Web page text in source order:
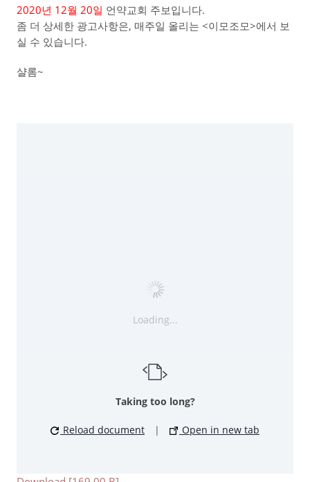
2020년 12월 20일 언약교회 주보입니다.
좀 더 상세한 광고사항은, 매주일 올리는 <이모조모>에서 보
실 수 있습니다.
샬롬~
Loading...
Taking too long?
Reload document | Open in new tab